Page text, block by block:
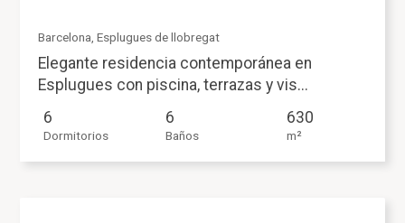
Barcelona, Esplugues de llobregat
Elegante residencia contemporánea en
Esplugues con piscina, terrazas y vis...
6
Dormitorios
6
Baños
630
m²